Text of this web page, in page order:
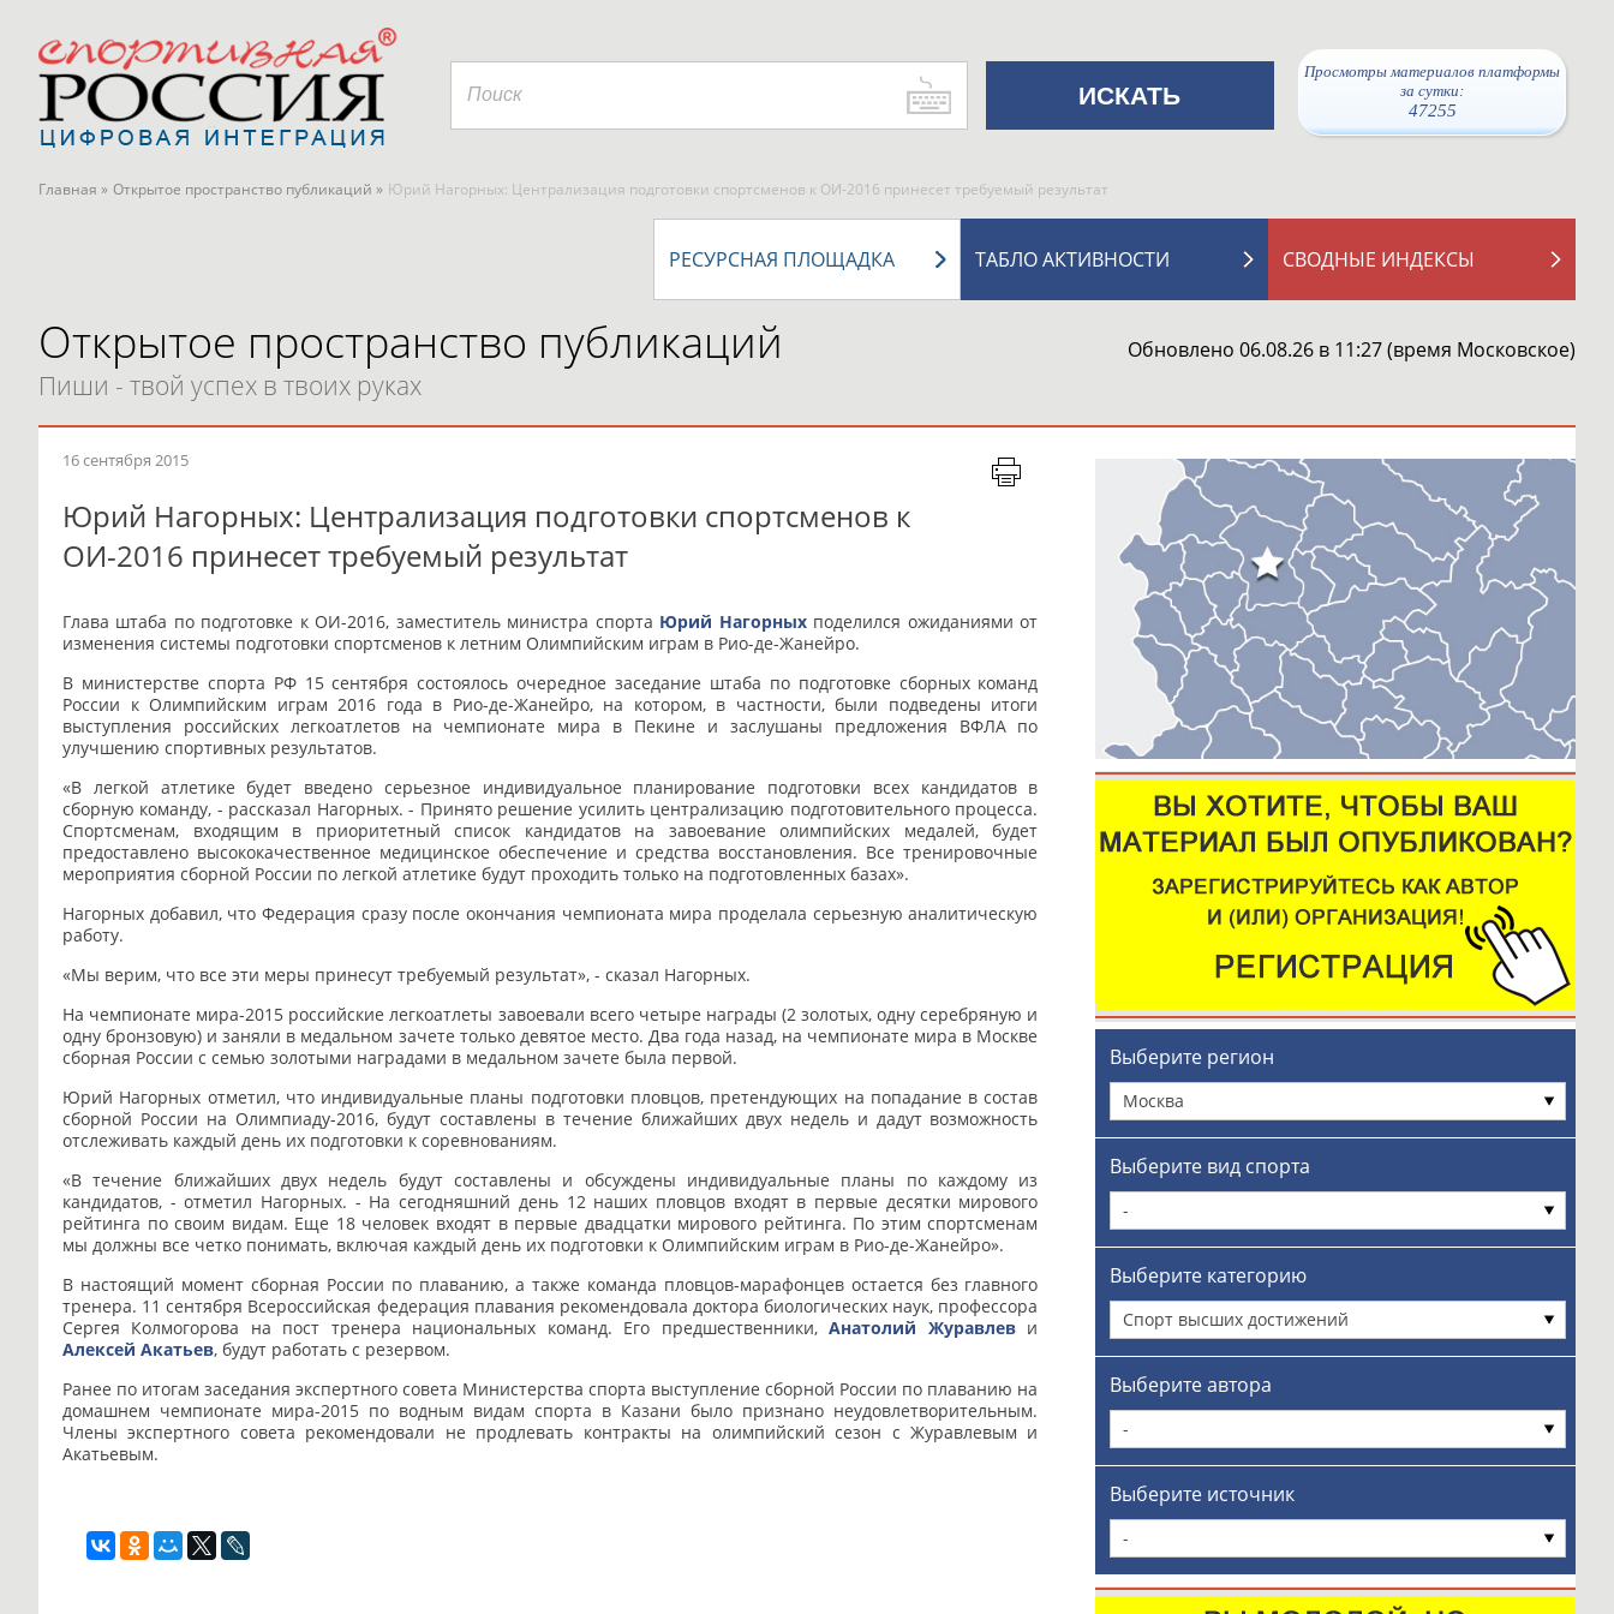
Просмотры материалов платформы
за сутки:
47255
Главная » Открытое пространство публикаций » Юрий Нагорных: Централизация подготовки спортсменов к ОИ-2016 принесет требуемый результат
СВОДНЫЕ ИНДЕКСЫ
ТАБЛО АКТИВНОСТИ
РЕСУРСНАЯ ПЛОЩАДКА
Открытое пространство публикаций
Пиши - твой успех в твоих руках
Обновлено 06.08.26 в 11:27 (время Московское)
16 сентября 2015
Юрий Нагорных: Централизация подготовки спортсменов к
ОИ-2016 принесет требуемый результат
Глава штаба по подготовке к ОИ-2016, заместитель министра спорта Юрий Нагорныхподелился ожиданиями от
изменения системы подготовки спортсменов к летним Олимпийским играм в Рио-де-Жанейро.
В министерстве спорта РФ 15 сентября состоялось очередное заседание штаба по подготовке сборных команд
России к Олимпийским играм 2016 года в Рио-де-Жанейро, на котором, в частности, были подведены итоги
выступления российских легкоатлетов на чемпионате мира в Пекине и заслушаны предложения ВФЛА по
улучшению спортивных результатов.
«В легкой атлетике будет введено серьезное индивидуальное планирование подготовки всех кандидатов в
сборную команду, - рассказал Нагорных. - Принято решение усилить централизацию подготовительного процесса.
Спортсменам, входящим в приоритетный список кандидатов на завоевание олимпийских медалей, будет
предоставлено высококачественное медицинское обеспечение и средства восстановления. Все тренировочные
мероприятия сборной России по легкой атлетике будут проходить только на подготовленных базах».
Нагорных добавил, что Федерация сразу после окончания чемпионата мира проделала серьезную аналитическую
работу.
«Мы верим, что все эти меры принесут требуемый результат», - сказал Нагорных.
На чемпионате мира-2015 российские легкоатлеты завоевали всего четыре награды (2 золотых, одну серебряную и
одну бронзовую) и заняли в медальном зачете только девятое место. Два года назад, на чемпионате мира в Москве
сборная России с семью золотыми наградами в медальном зачете была первой.
Юрий Нагорных отметил, что индивидуальные планы подготовки пловцов, претендующих на попадание в состав
сборной России на Олимпиаду-2016, будут составлены в течение ближайших двух недель и дадут возможность
отслеживать каждый день их подготовки к соревнованиям.
«В течение ближайших двух недель будут составлены и обсуждены индивидуальные планы по каждому из
кандидатов, - отметил Нагорных. - На сегодняшний день 12 наших пловцов входят в первые десятки мирового
рейтинга по своим видам. Еще 18 человек входят в первые двадцатки мирового рейтинга. По этим спортсменам
мы должны все четко понимать, включая каждый день их подготовки к Олимпийским играм в Рио-де-Жанейро».
В настоящий момент сборная России по плаванию, а также команда пловцов-марафонцев остается без главного
тренера. 11 сентября Всероссийская федерация плавания рекомендовала доктора биологических наук, профессора
Сергея Колмогорова на пост тренера национальных команд. Его предшественники,Анатолий Журавлеви
Алексей Акатьев, будут работать с резервом.
Ранее по итогам заседания экспертного совета Министерства спорта выступление сборной России по плаванию на
домашнем чемпионате мира-2015 по водным видам спорта в Казани было признано неудовлетворительным.
Члены экспертного совета рекомендовали не продлевать контракты на олимпийский сезон с Журавлевым и
Акатьевым.
Выберите регион
Москва
Выберите вид спорта
-
Выберите категорию
Спорт высших достижений
Выберите автора
-
Выберите источник
-